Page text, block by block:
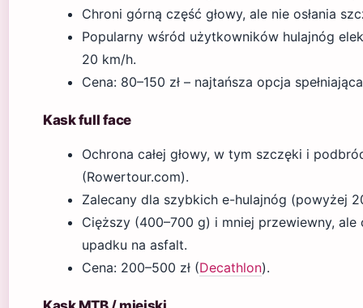
Chroni górną część głowy, ale nie osłania
Popularny wśród użytkowników hulajnóg
20 km/h.
Cena: 80–150 zł – najtańsza opcja
Kask full face
Ochrona całej głowy, w tym szczęki i
(Rowertour.com).
Zalecany dla szybkich e-hulajnóg (powyżej
Cięższy (400–700 g) i mniej przewiewny,
upadku na asfalt.
Cena: 200–500 zł (Decathlon).